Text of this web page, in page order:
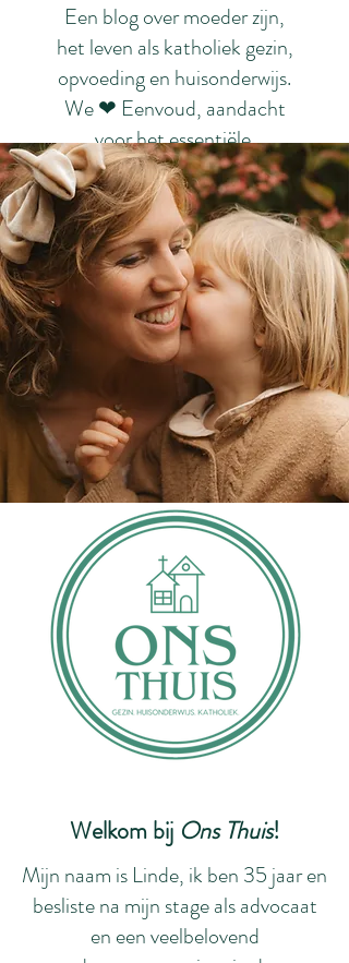
Een blog over moeder zijn,
het leven als katholiek gezin,
opvoeding en huisonderwijs.
We ❤ Eenvoud, aandacht
voor het essentiële.
Schoonheid. Rust. ❤
Welkom bij Ons Thuis!
Mijn naam is Linde, ik ben 35 jaar en
besliste na mijn stage als advocaat
en een veelbelovend